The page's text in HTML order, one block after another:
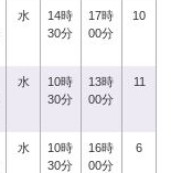
水
14時
30分
17時
00分
10
水
10時
30分
13時
00分
11
水
10時
30分
16時
00分
6